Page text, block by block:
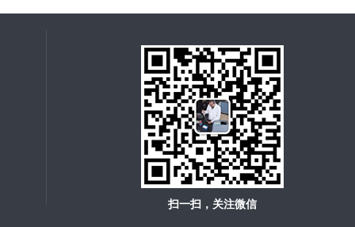
扫一扫，关注微信